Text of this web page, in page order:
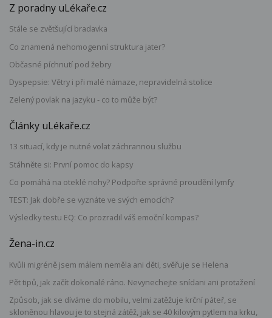
Z poradny uLékaře.cz
Stále se zvětšující bradavka
Co znamená nehomogenní struktura jater?
Občasné píchnutí pod žebry
Dyspepsie: Větry i při malé námaze, nepravidelná stolice
Zelený povlak na jazyku - co to může být?
Články uLékaře.cz
13 situací, kdy je nutné volat záchrannou službu
Stáhněte si: První pomoc do kapsy
Co pomáhá na oteklé nohy? Podpořte správné proudění lymfy
TEST: Jak dobře se vyznáte ve svých emocích?
Výsledky testu EQ: Co prozradil váš emoční kompas?
Žena-in.cz
Kvůli migréně jsem málem neměla ani děti, svěřuje se Helena
Pět tipů, jak začít dokonalé ráno. Nevynechejte snídani ani protažení
Způsob, jak se díváme do mobilu, velmi zatěžuje krční páteř, se
skloněnou hlavou je to stejná zátěž, jak se 40 kilovým pytlem na krku,